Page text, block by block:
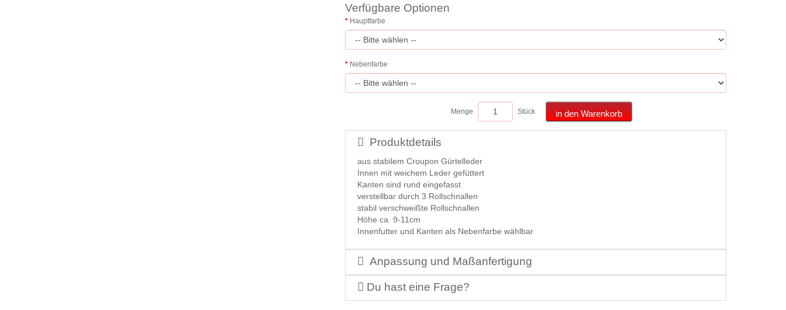
Verfügbare Optionen
Hauptfarbe
Nebenfarbe
Menge Stück in den Warenkorb
Produktdetails
aus stabilem Croupon Gürtelleder
Innen mit weichem Leder gefüttert
Kanten sind rund eingefasst
verstellbar durch 3 Rollschnallen
stabil verschweißte Rollschnallen
Höhe ca. 9-11cm
Innenfutter und Kanten als Nebenfarbe wählbar
Anpassung und Maßanfertigung
Du hast eine Frage?